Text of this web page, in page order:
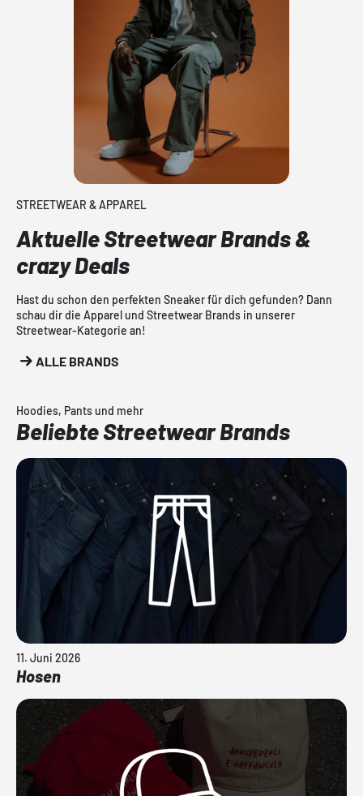
STREETWEAR & APPAREL
Aktuelle Streetwear Brands &
crazy Deals
Hast du schon den perfekten Sneaker für dich gefunden? Dann
schau dir die Apparel und Streetwear Brands in unserer
Streetwear-Kategorie an!
ALLE BRANDS
Hoodies, Pants und mehr
Beliebte Streetwear Brands
11. Juni 2026
Hosen